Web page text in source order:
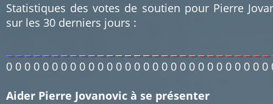
Statistiques des votes de soutien pour Pierre
sur les 30 derniers jours :
0 0 0 0 0 0 0 0 0 0 0 0 0 0 0 0 0 0 0 0 0 0 0 0 0 0 0 0 0
Aider Pierre Jovanovic à se présenter